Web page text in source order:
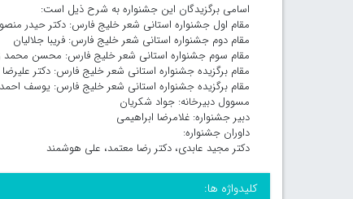
اسامی برگزیدگان این جشنواره به شرح ذیل است:
مقام اول جشنواره استانی شعر خلیج فارس: دکتر حیدر
مقام دوم جشنواره استانی شعر خلیج فارس: فریبا جلالیان
مقام سوم جشنواره استانی شعر خلیج فارس: محسن محمد
مقام برگزیده جشنواره استانی شعر خلیج فارس: دکتر علیرضا
مقام برگزیده جشنواره استانی شعر خلیج فارس: یوسف
مسوول دبیرخانه: جواد شکریان
دبیر جشنواره: غلامرضا ابراهیمی
داوران جشنواره:
دکتر مجید عابدی، دکتر رضا معتمد، علی هوشمند
کلیدواژه ها: